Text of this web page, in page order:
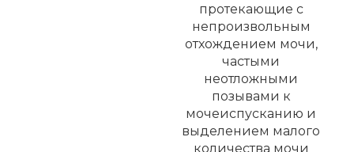
протекающие с
непроизвольным
отхождением мочи,
частыми
неотложными
позывами к
мочеиспусканию и
выделением малого
количества мочи